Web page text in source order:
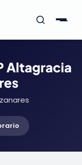
Altagracia